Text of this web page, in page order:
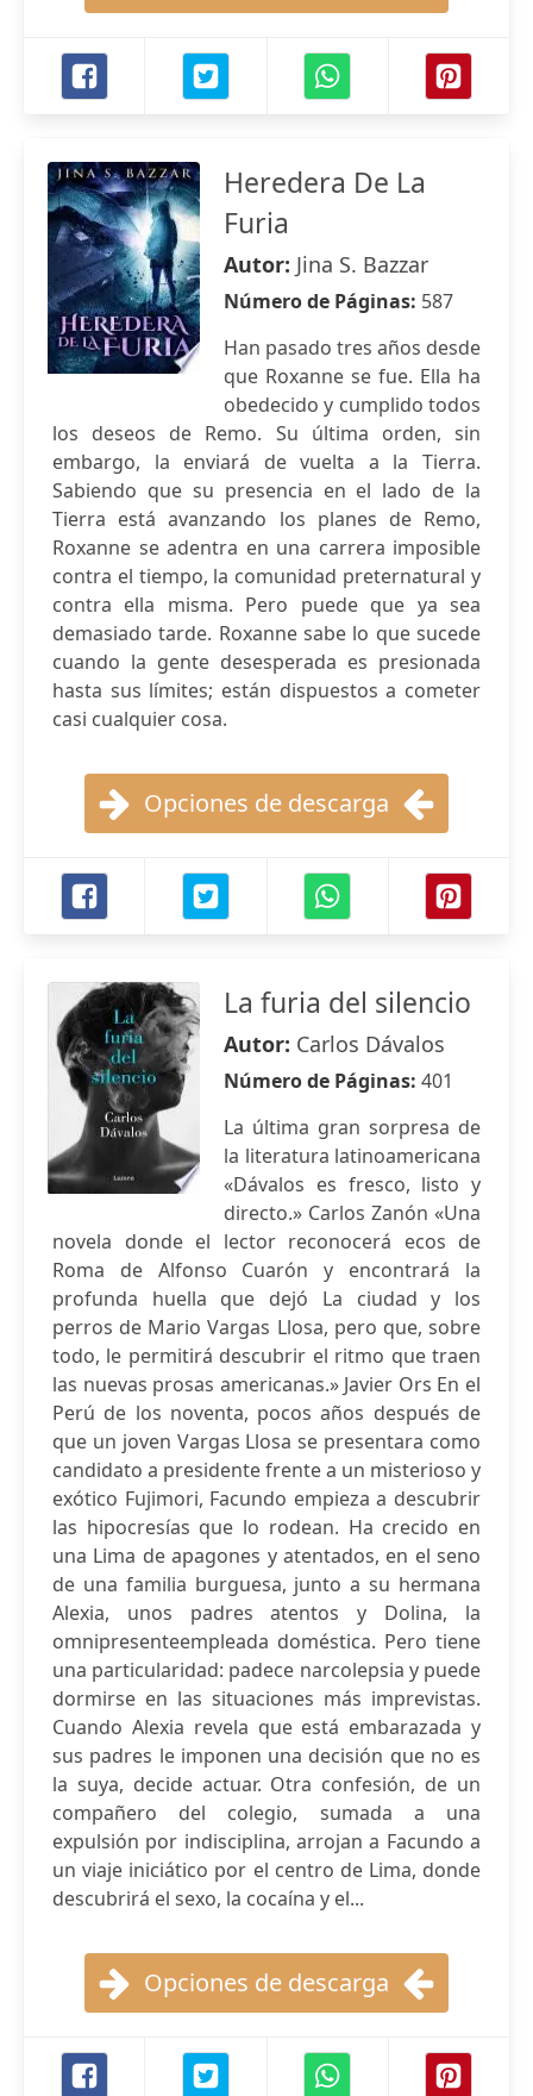
Heredera De La
Furia
Autor: Jina S. Bazzar
Número de Páginas: 587
Han pasado tres años desde
que Roxanne se fue. Ella ha
obedecido y cumplido todos
los deseos de Remo. Su última orden, sin
embargo, la enviará de vuelta a la Tierra.
Sabiendo que su presencia en el lado de la
Tierra está avanzando los planes de Remo,
Roxanne se adentra en una carrera imposible
contra el tiempo, la comunidad preternatural y
contra ella misma. Pero puede que ya sea
demasiado tarde. Roxanne sabe lo que sucede
cuando la gente desesperada es presionada
hasta sus límites; están dispuestos a cometer
casi cualquier cosa.
Opciones de descarga
La furia del silencio
Autor: Carlos Dávalos
Número de Páginas: 401
La última gran sorpresa de
la literatura latinoamericana
«Dávalos es fresco, listo y
directo.» Carlos Zanón «Una
novela donde el lector reconocerá ecos de
Roma de Alfonso Cuarón y encontrará la
profunda huella que dejó La ciudad y los
perros de Mario Vargas Llosa, pero que, sobre
todo, le permitirá descubrir el ritmo que traen
las nuevas prosas americanas.» Javier Ors En el
Perú de los noventa, pocos años después de
que un joven Vargas Llosa se presentara como
candidato a presidente frente a un misterioso y
exótico Fujimori, Facundo empieza a descubrir
las hipocresías que lo rodean. Ha crecido en
una Lima de apagones y atentados, en el seno
de una familia burguesa, junto a su hermana
Alexia, unos padres atentos y Dolina, la
omnipresenteempleada doméstica. Pero tiene
una particularidad: padece narcolepsia y puede
dormirse en las situaciones más imprevistas.
Cuando Alexia revela que está embarazada y
sus padres le imponen una decisión que no es
la suya, decide actuar. Otra confesión, de un
compañero del colegio, sumada a una
expulsión por indisciplina, arrojan a Facundo a
un viaje iniciático por el centro de Lima, donde
descubrirá el sexo, la cocaína y el...
Opciones de descarga